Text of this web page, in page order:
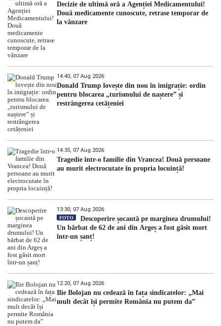
Decizie de ultimă oră a Agenției Medicamentului!
Două medicamente cunoscute, retrase temporar de
la vânzare
14:40, 07 Aug 2026
Donald Trump lovește din nou în imigrație: ordin
pentru blocarea „turismului de naștere” și
restrângerea cetățeniei
14:35, 07 Aug 2026
Tragedie într-o familie din Vrancea! Două persoane
au murit electrocutate în propria locuință!
13:30, 07 Aug 2026
FOTO
Descoperire șocantă pe marginea drumului!
Un bărbat de 62 de ani din Argeș a fost găsit mort
într-un șanț!
12:20, 07 Aug 2026
Ilie Bolojan nu cedează în fața sindicatelor: „Mai
mult decât își permite România nu putem da”